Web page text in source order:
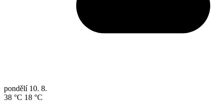
pondělí 10. 8.
38 °C 18 °C